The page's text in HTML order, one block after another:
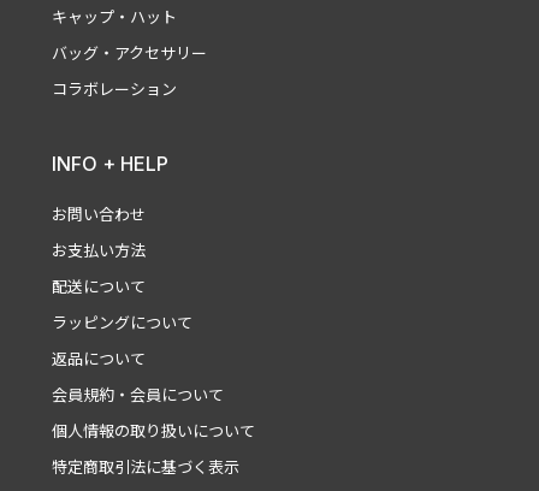
キャップ・ハット
バッグ・アクセサリー
コラボレーション
INFO + HELP
お問い合わせ
お支払い方法
配送について
ラッピングについて
返品について
会員規約・会員について
個人情報の取り扱いについて
特定商取引法に基づく表示